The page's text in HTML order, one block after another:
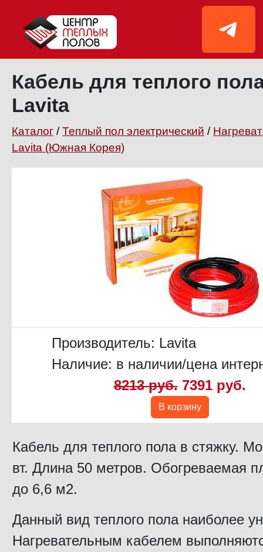
Кабель для теплого
Lavita
Каталог /Теплый пол электрический /
Lavita (Южная Корея)
Производитель: Lavita
Наличие: в наличии/цена
8213 руб. 7391 руб.
В корзину
Кабель для теплого пола в стяжку.
вт. Длина 50 метров. Обогреваемая
до 6,6 м2.
Данный вид теплого пола наиболее
Нагревательным кабелем